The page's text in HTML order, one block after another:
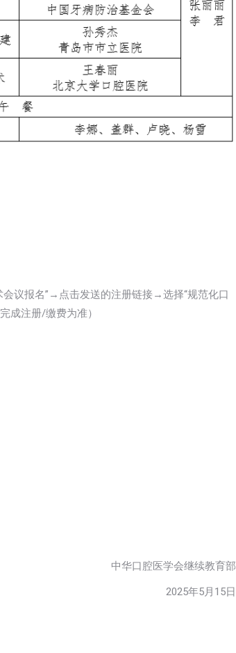
会议报名”→点击发送的注册链接→选择“规范化口
成注册/缴费为准）
中华口腔医学会继续教育部
2025年5月15日